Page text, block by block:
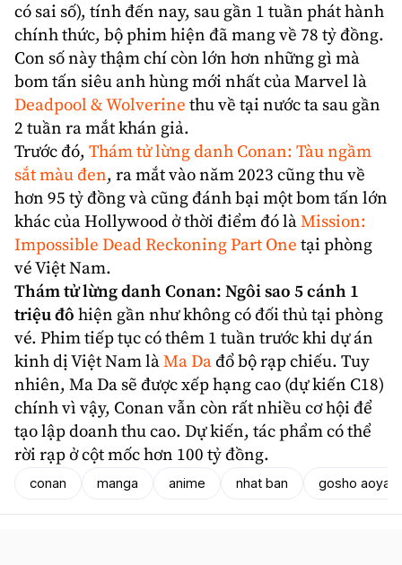
có sai số), tính đến nay, sau gần 1 tuần phát hành
chính thức, bộ phim hiện đã mang về 78 tỷ đồng.
Con số này thậm chí còn lớn hơn những gì mà
bom tấn siêu anh hùng mới nhất của Marvel là
Deadpool & Wolverine thu về tại nước ta sau gần
2 tuần ra mắt khán giả.
Trước đó, Thám tử lừng danh Conan: Tàu ngầm
sắt màu đen, ra mắt vào năm 2023 cũng thu về
hơn 95 tỷ đồng và cũng đánh bại một bom tấn lớn
khác của Hollywood ở thời điểm đó làMission:
Impossible Dead Reckoning Part One tại phòng
vé Việt Nam.
Thám tử lừng danh Conan: Ngôi sao 5 cánh 1
triệu đô hiện gần như không có đối thủ tại phòng
vé. Phim tiếp tục có thêm 1 tuần trước khi dự án
kinh dị Việt Nam làMa Dađổ bộ rạp chiếu. Tuy
nhiên, Ma Da sẽ được xếp hạng cao (dự kiến C18)
chính vì vậy, Conan vẫn còn rất nhiều cơ hội để
tạo lập doanh thu cao. Dự kiến, tác phẩm có thể
rời rạp ở cột mốc hơn 100 tỷ đồng.
conan manga anime nhat ban gosho